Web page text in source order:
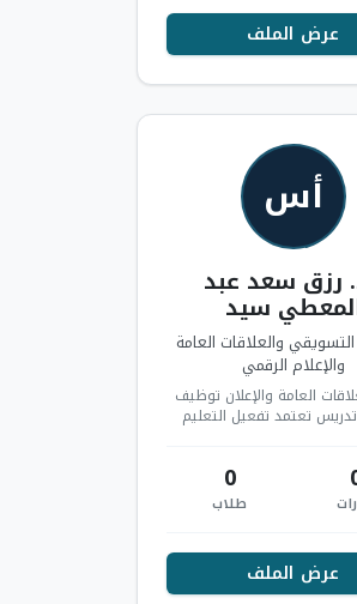
عرض الملف
أس
رزق سعد عبد
سيد
والعلاقات العامة
والإعلام الرقمي
العامة والإعلان توظيف
تعتمد تفعيل التعليم
0
طلاب
عرض الملف